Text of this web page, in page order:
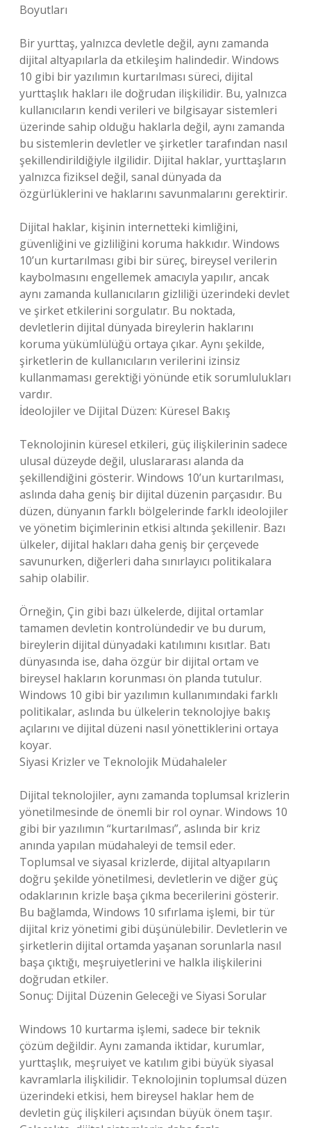
Boyutları
Bir yurttaş, yalnızca devletle değil, aynı zamanda
dijital altyapılarla da etkileşim halindedir. Windows
10 gibi bir yazılımın kurtarılması süreci, dijital
yurttaşlık hakları ile doğrudan ilişkilidir. Bu, yalnızca
kullanıcıların kendi verileri ve bilgisayar sistemleri
üzerinde sahip olduğu haklarla değil, aynı zamanda
bu sistemlerin devletler ve şirketler tarafından nasıl
şekillendirildiğiyle ilgilidir. Dijital haklar, yurttaşların
yalnızca fiziksel değil, sanal dünyada da
özgürlüklerini ve haklarını savunmalarını gerektirir.
Dijital haklar, kişinin internetteki kimliğini,
güvenliğini ve gizliliğini koruma hakkıdır. Windows
10’un kurtarılması gibi bir süreç, bireysel verilerin
kaybolmasını engellemek amacıyla yapılır, ancak
aynı zamanda kullanıcıların gizliliği üzerindeki devlet
ve şirket etkilerini sorgulatır. Bu noktada,
devletlerin dijital dünyada bireylerin haklarını
koruma yükümlülüğü ortaya çıkar. Aynı şekilde,
şirketlerin de kullanıcıların verilerini izinsiz
kullanmaması gerektiği yönünde etik sorumlulukları
vardır.
İdeolojiler ve Dijital Düzen: Küresel Bakış
Teknolojinin küresel etkileri, güç ilişkilerinin sadece
ulusal düzeyde değil, uluslararası alanda da
şekillendiğini gösterir. Windows 10’un kurtarılması,
aslında daha geniş bir dijital düzenin parçasıdır. Bu
düzen, dünyanın farklı bölgelerinde farklı ideolojiler
ve yönetim biçimlerinin etkisi altında şekillenir. Bazı
ülkeler, dijital hakları daha geniş bir çerçevede
savunurken, diğerleri daha sınırlayıcı politikalara
sahip olabilir.
Örneğin, Çin gibi bazı ülkelerde, dijital ortamlar
tamamen devletin kontrolündedir ve bu durum,
bireylerin dijital dünyadaki katılımını kısıtlar. Batı
dünyasında ise, daha özgür bir dijital ortam ve
bireysel hakların korunması ön planda tutulur.
Windows 10 gibi bir yazılımın kullanımındaki farklı
politikalar, aslında bu ülkelerin teknolojiye bakış
açılarını ve dijital düzeni nasıl yönettiklerini ortaya
koyar.
Siyasi Krizler ve Teknolojik Müdahaleler
Dijital teknolojiler, aynı zamanda toplumsal krizlerin
yönetilmesinde de önemli bir rol oynar. Windows 10
gibi bir yazılımın “kurtarılması”, aslında bir kriz
anında yapılan müdahaleyi de temsil eder.
Toplumsal ve siyasal krizlerde, dijital altyapıların
doğru şekilde yönetilmesi, devletlerin ve diğer güç
odaklarının krizle başa çıkma becerilerini gösterir.
Bu bağlamda, Windows 10 sıfırlama işlemi, bir tür
dijital kriz yönetimi gibi düşünülebilir. Devletlerin ve
şirketlerin dijital ortamda yaşanan sorunlarla nasıl
başa çıktığı, meşruiyetlerini ve halkla ilişkilerini
doğrudan etkiler.
Sonuç: Dijital Düzenin Geleceği ve Siyasi Sorular
Windows 10 kurtarma işlemi, sadece bir teknik
çözüm değildir. Aynı zamanda iktidar, kurumlar,
yurttaşlık, meşruiyet ve katılım gibi büyük siyasal
kavramlarla ilişkilidir. Teknolojinin toplumsal düzen
üzerindeki etkisi, hem bireysel haklar hem de
devletin güç ilişkileri açısından büyük önem taşır.